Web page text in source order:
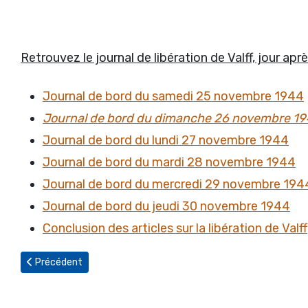
Retrouvez le journal de libération de Valff, jour
Journal de bord du samedi 25 novembre 1944
Journal de bord du dimanche 26 novembre
Journal de bord du lundi 27 novembre 1944
Journal de bord du mardi 28 novembre 1944
Journal de bord du mercredi 29 novembre
Journal de bord du jeudi 30 novembre 1944
Conclusion des articles sur la libération de Valff
Article précédent : Journal de bord du lundi 27 novembre 1944
Précédent